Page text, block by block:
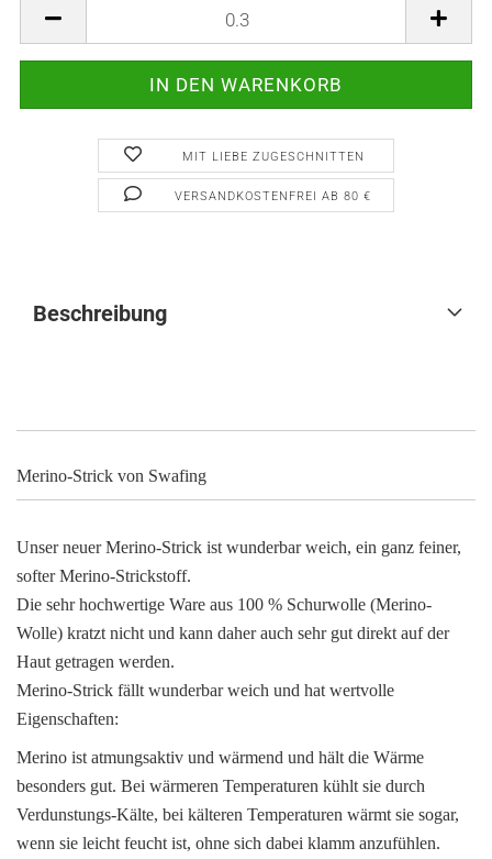
MIT LIEBE ZUGESCHNITTEN
VERSANDKOSTENFREI AB 80 €
Beschreibung
Merino-Strick von Swafing
Unser neuer Merino-Strick ist wunderbar weich, ein ganz feiner,
softer Merino-Strickstoff.
Die sehr hochwertige Ware aus 100 % Schurwolle (Merino-
Wolle) kratzt nicht und kann daher auch sehr gut direkt auf der
Haut getragen werden.
Merino-Strick fällt wunderbar weich und hat wertvolle
Eigenschaften:
Merino ist atmungsaktiv und wärmend und hält die Wärme
besonders gut. Bei wärmeren Temperaturen kühlt sie durch
Verdunstungs-Kälte, bei kälteren Temperaturen wärmt sie sogar,
wenn sie leicht feucht ist, ohne sich dabei klamm anzufühlen.